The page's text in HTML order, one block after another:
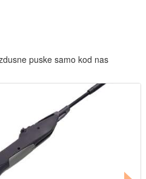
puske samo kod nas